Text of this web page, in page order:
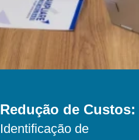
Redução de Custos:
Identificação de